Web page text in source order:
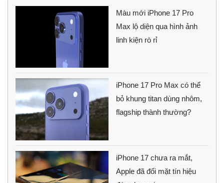
Màu mới iPhone 17 Pro
Max lộ diện qua hình ảnh
linh kiện rò rỉ
iPhone 17 Pro Max có thể
bỏ khung titan dùng nhôm,
flagship thành thường?
iPhone 17 chưa ra mắt,
Apple đã đối mặt tín hiệu